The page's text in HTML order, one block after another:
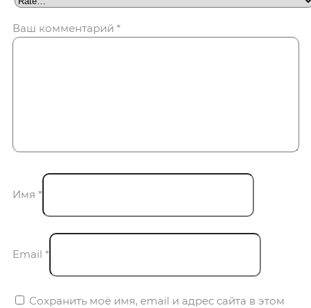
Ваш комментарий *
Имя *
Email *
Сохранить моё имя, email и адрес сайта в этом